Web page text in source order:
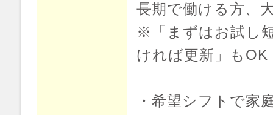
長期で働ける方、
※「まずはお試し
ければ更新」もOK
・希望シフトで家